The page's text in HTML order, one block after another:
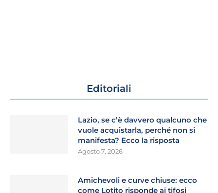
Editoriali
Lazio, se c’è davvero qualcuno che
vuole acquistarla, perché non si
manifesta? Ecco la risposta
Agosto 7, 2026
Amichevoli e curve chiuse: ecco
come Lotito risponde ai tifosi